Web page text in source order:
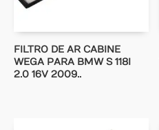
FILTRO DE AR CABINE
WEGA PARA BMW S 118I
2.0 16V 2009..